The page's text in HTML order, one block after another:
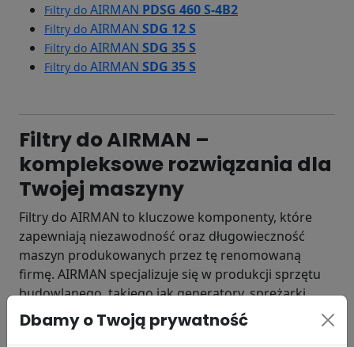
Filtry do AIRMAN PDSG 460 S-4B2
Filtry do AIRMAN SDG 12 S
Filtry do AIRMAN SDG 35 S
Filtry do AIRMAN SDG 35 S
Filtry do AIRMAN –
kompleksowe rozwiązania dla
Twojej maszyny
Filtry do AIRMAN to kluczowe komponenty, które
zapewniają niezawodność oraz długowieczność
maszyn produkowanych przez tę renomowaną
firmę. AIRMAN specjalizuje się w produkcji sprzętu
budowlanego, takiego jak generatory, sprężarki,
koparki oraz minikoparki. Ich maszyny są szeroko
wykorzystywane w różnych branżach, takich jak
Dbamy o Twoją prywatność